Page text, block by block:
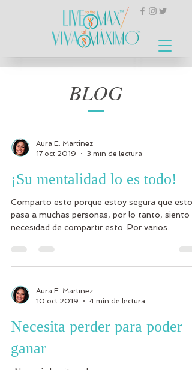
BLOG
Aura E. Martinez
17 oct 2019
3 min de lectura
¡Su mentalidad lo es todo!
Comparto esto porque estoy segura que esto
pasa a muchas personas, por lo tanto, siento
necesidad de compartir esto. Por varios...
Aura E. Martinez
10 oct 2019
4 min de lectura
Necesita perder para poder
ganar